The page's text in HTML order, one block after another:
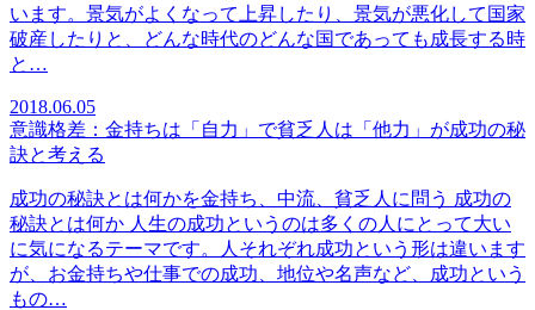
います。景気がよくなって上昇したり、景気が悪化して国家
破産したりと、どんな時代のどんな国であっても成長する時
と…
2018.06.05
意識格差：金持ちは「自力」で貧乏人は「他力」が成功の秘
訣と考える
成功の秘訣とは何かを金持ち、中流、貧乏人に問う 成功の
秘訣とは何か 人生の成功というのは多くの人にとって大い
に気になるテーマです。人それぞれ成功という形は違います
が、お金持ちや仕事での成功、地位や名声など、成功という
もの…